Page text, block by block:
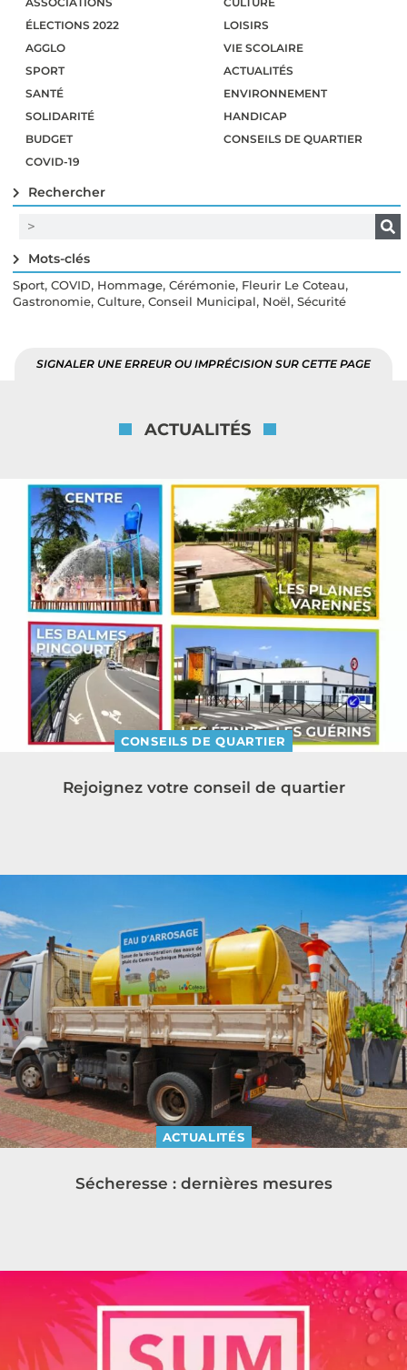
ÉLECTIONS 2022
AGGLO
SPORT
SANTÉ
SOLIDARITÉ
BUDGET
COVID-19
LOISIRS
VIE SCOLAIRE
ACTUALITÉS
ENVIRONNEMENT
HANDICAP
CONSEILS DE QUARTIER
Rechercher
Mots-clés
Sport, COVID, Hommage, Cérémonie, Fleurir Le Coteau,
Gastronomie, Culture, Conseil Municipal, Noël, Sécurité
SIGNALER UNE ERREUR OU IMPRÉCISION SUR CETTE PAGE
ACTUALITÉS
CONSEILS DE QUARTIER
Rejoignez votre conseil de quartier
ACTUALITÉS
Sécheresse : dernières mesures